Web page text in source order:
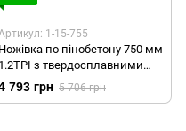
1-15-755
Ножівка по пінобетону 750 мм
1.2TPI з твердосплавними
напаяними зубами (1-15-755)
793 грн 5 706 грн